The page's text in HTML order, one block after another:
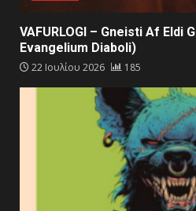
VAFURLOGI – Gneisti Af Eldi
Evangelium Diaboli)
22 Ιουλίου 2026 185